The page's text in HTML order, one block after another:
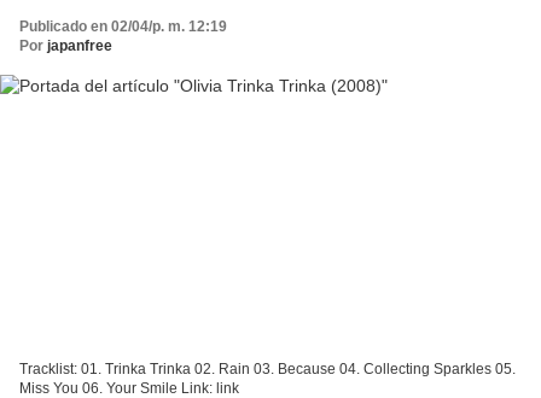
Publicado en 02/04/p. m. 12:19
Por japanfree
Tracklist: 01. Trinka Trinka 02. Rain 03. Because 04. Collecting Sparkles 05.
Miss You 06. Your Smile Link: link